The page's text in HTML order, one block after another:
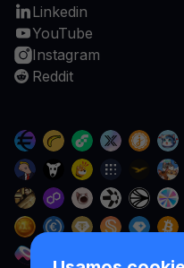
Linkedin
YouTube
Instagram
Reddit